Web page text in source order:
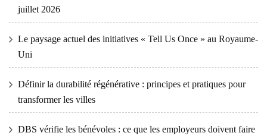
juillet 2026
Le paysage actuel des initiatives « Tell Us Once » au Royaume-
Uni
Définir la durabilité régénérative : principes et pratiques pour
transformer les villes
DBS vérifie les bénévoles : ce que les employeurs doivent faire